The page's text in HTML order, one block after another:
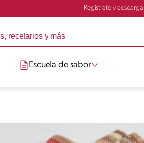
Registrate y
Escuela de sabor